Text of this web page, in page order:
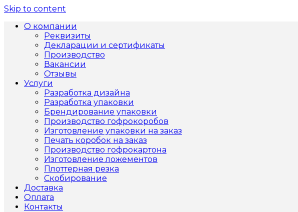
Skip to content
О компании
Реквизиты
Декларации и сертификаты
Производство
Вакансии
Отзывы
Услуги
Разработка дизайна
Разработка упаковки
Брендирование упаковки
Производство гофрокоробов
Изготовление упаковки на заказ
Печать коробок на заказ
Производство гофрокартона
Изготовление ложементов
Плоттерная резка
Скобирование
Доставка
Оплата
Контакты